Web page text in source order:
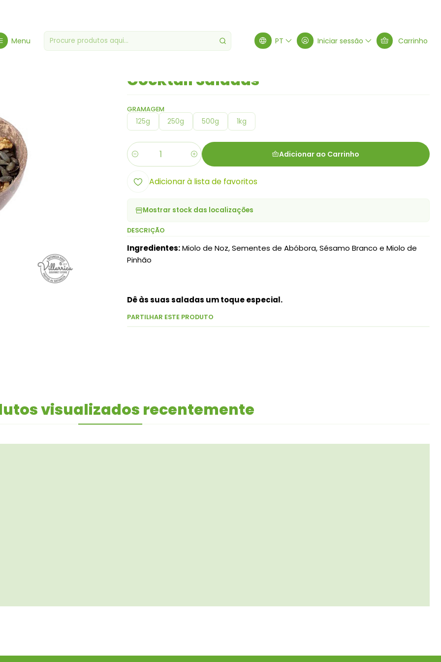
Menu PT Iniciar sessão Carrinho
Cocktail Saladas
GRAMAGEM
125g 250g 500g 1kg
Quantidade Adicionar ao Carrinho
Adicionar à lista de favoritos
Mostrar stock das localizações
DESCRIÇÃO
Ingredientes:Miolo de Noz, Sementes de Abóbora, Sésamo Branco e Miolo de
Pinhão
Dê às suas saladas um toque especial.
PARTILHAR ESTE PRODUTO
visualizados recentemente